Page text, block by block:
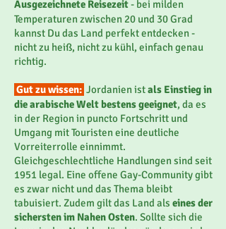
Ausgezeichnete Reisezeit- bei milden
Temperaturen zwischen 20 und 30 Grad
kannst Du das Land perfekt entdecken -
nicht zu heiß, nicht zu kühl, einfach genau
richtig.
Gut zu wissen: Jordanien istals Einstieg in
die arabische Welt bestens geeignet, da es
in der Region in puncto Fortschritt und
Umgang mit Touristen eine deutliche
Vorreiterrolle einnimmt.
Gleichgeschlechtliche Handlungen sind seit
1951 legal. Eine offene Gay-Community gibt
es zwar nicht und das Thema bleibt
tabuisiert. Zudem gilt das Land als eines der
sichersten im Nahen Osten. Sollte sich die